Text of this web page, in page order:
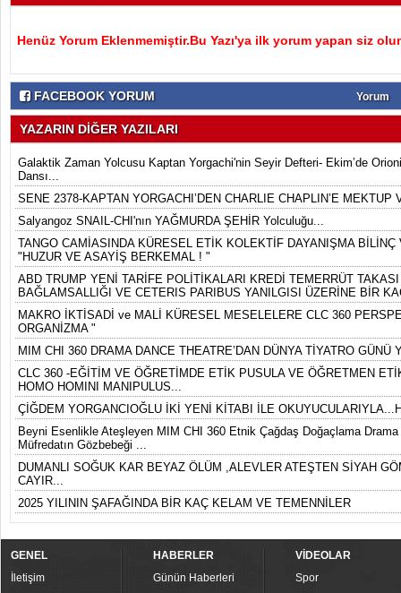
Henüz Yorum Eklenmemiştir.Bu Yazı'ya ilk yorum yapan siz
FACEBOOK YORUM Yorum
YAZARIN DİĞER YAZILARI
Galaktik Zaman Yolcusu Kaptan Yorgachi'nin Seyir Defteri- Ekim’de
Dansı...
SENE 2378-KAPTAN YORGACHI’DEN CHARLIE CHAPLIN’E MEKTUP
Salyangoz SNAIL-CHI'nın YAĞMURDA ŞEHİR Yolculuğu...
TANGO CAMİASINDA KÜRESEL ETİK KOLEKTİF DAYANIŞMA
"HUZUR VE ASAYİŞ BERKEMAL ! "
ABD TRUMP YENİ TARİFE POLİTİKALARI KREDİ TEMERRÜT
BAĞLAMSALLIĞI VE CETERIS PARIBUS YANILGISI ÜZERİNE BİR
MAKRO İKTİSADİ ve MALİ KÜRESEL MESELELERE CLC 360
ORGANİZMA "
MIM CHI 360 DRAMA DANCE THEATRE’DAN DÜNYA TİYATRO GÜNÜ
CLC 360 -EĞİTİM VE ÖĞRETİMDE ETİK PUSULA VE ÖĞRETMEN
HOMO HOMINI MANIPULUS...
ÇİĞDEM YORGANCIOĞLU İKİ YENİ KİTABI İLE
Beyni Esenlikle Ateşleyen MIM CHI 360 Etnik Çağdaş Doğaçlama
Müfredatın Gözbebeği ...
DUMANLI SOĞUK KAR BEYAZ ÖLÜM ,ALEVLER ATEŞTEN SİYAH
CAYIR...
2025 YILININ ŞAFAĞINDA BİR KAÇ KELAM VE TEMENNİLER
GENEL
İletişim
HABERLER
Günün Haberleri
VİDEOLAR
Spor